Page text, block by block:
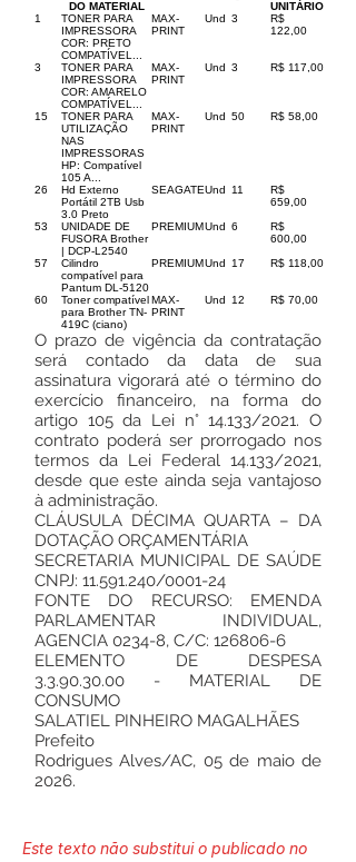
DO MATERIAL
UNITÁRIO
1
TONER PARA
IMPRESSORA
COR: PRETO
COMPATÍVEL...
MAX-
PRINT
Und 3
R$
122,00
3
TONER PARA
IMPRESSORA
COR: AMARELO
COMPATÍVEL...
MAX-
PRINT
Und 3 R$ 117,00
15
TONER PARA
UTILIZAÇÃO
NAS
IMPRESSORAS
HP: Compatível
105 A...
MAX-
PRINT
Und 50 R$ 58,00
26
Hd Externo
Portátil 2TB Usb
3.0 Preto
SEAGATEUnd 11
R$
659,00
53
UNIDADE DE
FUSORA Brother
| DCP-L2540
PREMIUMUnd 6
R$
600,00
57
Cilindro
compatível para
Pantum DL-5120
PREMIUMUnd 17 R$ 118,00
60
Toner compatível
para Brother TN-
419C (ciano)
MAX-
PRINT
Und 12 R$ 70,00
O prazo de vigência da contratação
será contado da data de sua
assinatura vigorará até o término do
exercício financeiro, na forma do
artigo 105 da Lei n° 14.133/2021. O
contrato poderá ser prorrogado nos
termos da Lei Federal 14.133/2021,
desde que este ainda seja vantajoso
à administração.
CLÁUSULA DÉCIMA QUARTA – DA
DOTAÇÃO ORÇAMENTÁRIA
SECRETARIA MUNICIPAL DE SAÚDE
CNPJ: 11.591.240/0001-24
FONTE DO RECURSO: EMENDA
PARLAMENTAR INDIVIDUAL,
AGENCIA 0234-8, C/C: 126806-6
ELEMENTO DE DESPESA
3.3.90.30.00 - MATERIAL DE
CONSUMO
SALATIEL PINHEIRO MAGALHÃES
Prefeito
Rodrigues Alves/AC, 05 de maio de
2026.
Este texto não substitui o publicado no